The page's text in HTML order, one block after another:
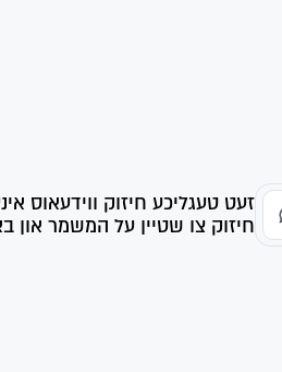
זעט טעגליכע חיזוק ווידעאוס
חיזוק צו שטיין על המשמר און